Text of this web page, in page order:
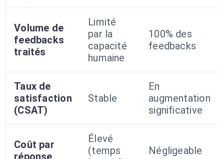
Volume de
feedbacks
traités
Limité
par la
capacité
humaine
100% des
feedbacks
Taux de
satisfaction
(CSAT)
Stable
En
augmentation
significative
Coût par
réponse
Élevé
(temps
Négligeable